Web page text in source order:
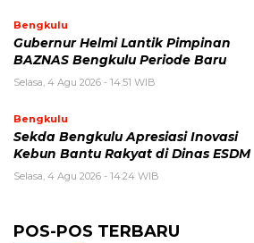
Bengkulu
Gubernur Helmi Lantik Pimpinan
BAZNAS Bengkulu Periode Baru
Selasa, 4 Agu 2026 - 14:51 WIB
Bengkulu
Sekda Bengkulu Apresiasi Inovasi
Kebun Bantu Rakyat di Dinas ESDM
Selasa, 4 Agu 2026 - 14:24 WIB
POS-POS TERBARU